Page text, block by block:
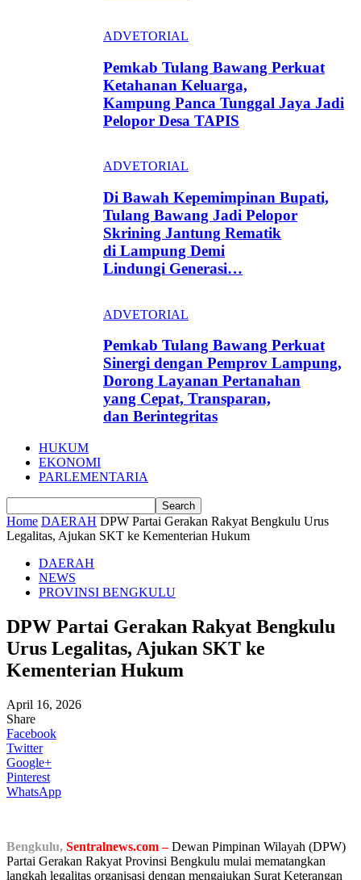
ADVETORIAL
Pemkab Tulang Bawang Perkuat
Ketahanan Keluarga,
Kampung Panca Tunggal Jaya Jadi
Pelopor Desa TAPIS
ADVETORIAL
Di Bawah Kepemimpinan Bupati,
Tulang Bawang Jadi Pelopor
Skrining Jantung Rematik
di Lampung Demi
Lindungi Generasi…
ADVETORIAL
Pemkab Tulang Bawang Perkuat
Sinergi dengan Pemprov Lampung,
Dorong Layanan Pertanahan
yang Cepat, Transparan,
dan Berintegritas
HUKUM
EKONOMI
PARLEMENTARIA
Home DAERAH DPW Partai Gerakan Rakyat Bengkulu Urus
Legalitas, Ajukan SKT ke Kementerian Hukum
DAERAH
NEWS
PROVINSI BENGKULU
DPW Partai Gerakan Rakyat Bengkulu
Urus Legalitas, Ajukan SKT ke
Kementerian Hukum
April 16, 2026
Share
Facebook
Twitter
Google+
Pinterest
WhatsApp
Bengkulu, Sentralnews.com – Dewan Pimpinan Wilayah (DPW)
Partai Gerakan Rakyat Provinsi Bengkulu mulai mematangkan
langkah legalitas organisasi dengan mengajukan Surat Keterangan